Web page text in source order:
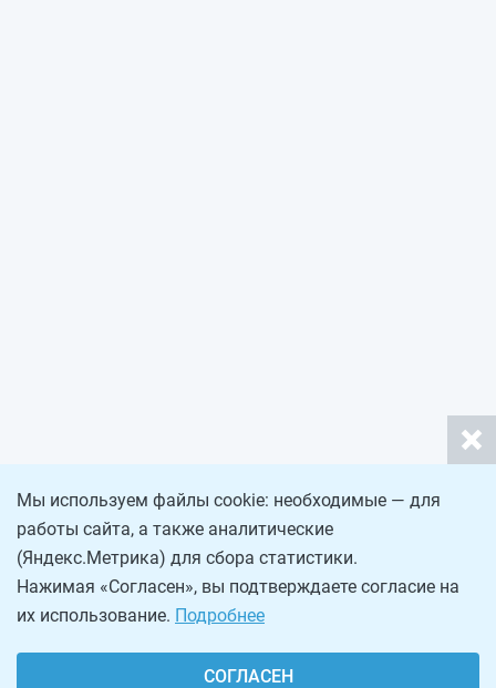
Мы используем файлы cookie: необходимые — для
работы сайта, а также аналитические
(Яндекс.Метрика) для сбора статистики.
Нажимая «Согласен», вы подтверждаете согласие на
их использование. Подробнее
СОГЛАСЕН